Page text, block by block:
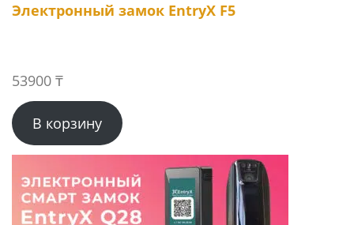
Электронный замок EntryX F5
53900 ₸
В корзину